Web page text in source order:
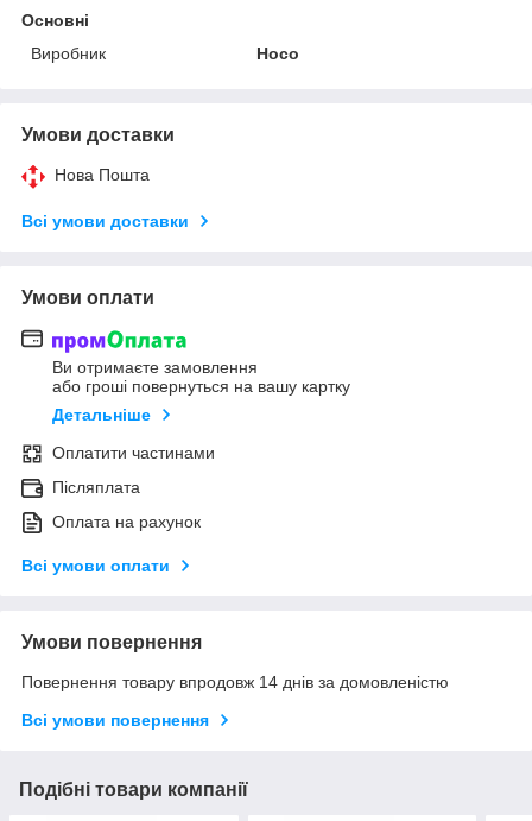
Основні
Виробник
Hoco
Умови доставки
Нова Пошта
Всі умови доставки
Умови оплати
Ви отримаєте замовлення
або гроші повернуться на вашу картку
Детальніше
Оплатити частинами
Післяплата
Оплата на рахунок
Всі умови оплати
Умови повернення
Повернення товару впродовж 14 днів за домовленістю
Всі умови повернення
Подібні товари компанії